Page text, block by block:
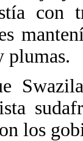
con
plumas.
los